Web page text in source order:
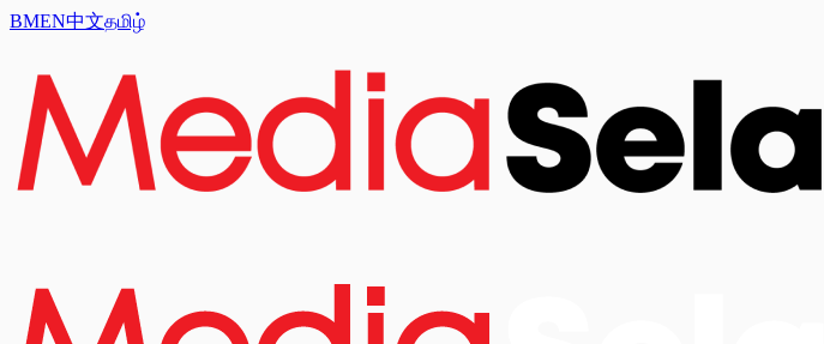
BMEN中文தமிழ்